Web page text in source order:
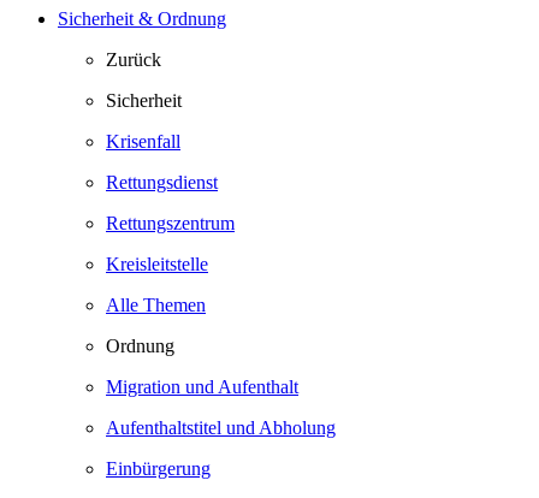
Sicherheit & Ordnung
Zurück
Sicherheit
Krisenfall
Rettungsdienst
Rettungszentrum
Kreisleitstelle
Alle Themen
Ordnung
Migration und Aufenthalt
Aufenthaltstitel und Abholung
Einbürgerung